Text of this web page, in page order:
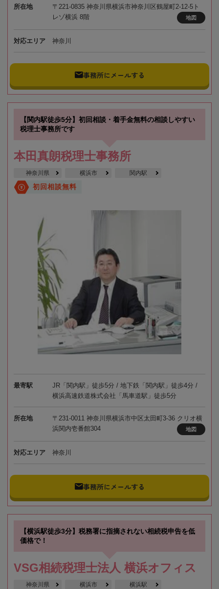
所在地
〒221-0835 神奈川県横浜市神奈川区鶴屋町2-12-5ト
レゾ横浜 8階
地図
対応エリア 神奈川
事務所にメールする
【関内駅徒歩5分】初回相談・着手金無料の相談しやすい
税理士事務所です
本田真朗税理士事務所
神奈川県 横浜市 関内駅
初回相談無料
最寄駅
JR「関内駅」徒歩5分 / 地下鉄「関内駅」徒歩4分 /
横浜高速鉄道株式会社「馬車道駅」徒歩5分
所在地
〒231-0011 神奈川県横浜市中区太田町3-36 クリオ横
浜関内壱番館304
地図
対応エリア 神奈川
事務所にメールする
【横浜駅徒歩3分】税務署に指摘されない相続税申告を低
価格で！
VSG相続税理士法人 横浜オフィス
神奈川県 横浜市 横浜駅